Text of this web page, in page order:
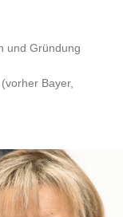
und Gründung
Bayer,